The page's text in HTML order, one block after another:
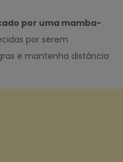
por uma mamba-
por serem
e mantenha distância